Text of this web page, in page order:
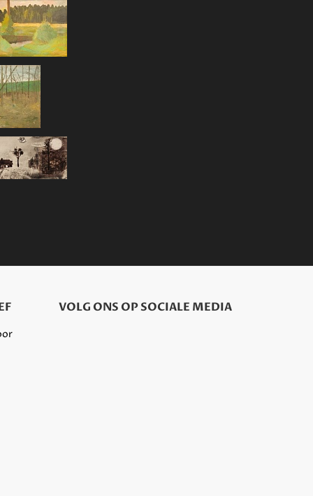
VOLG ONS OP SOCIALE MEDIA